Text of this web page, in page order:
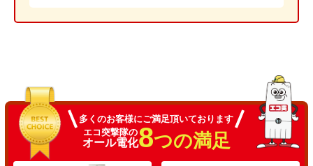
多くのお客様にご満足頂いております
エコ突撃隊の
オール電化8つの満足